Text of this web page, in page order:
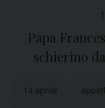
Papa
schierino
14 aprile